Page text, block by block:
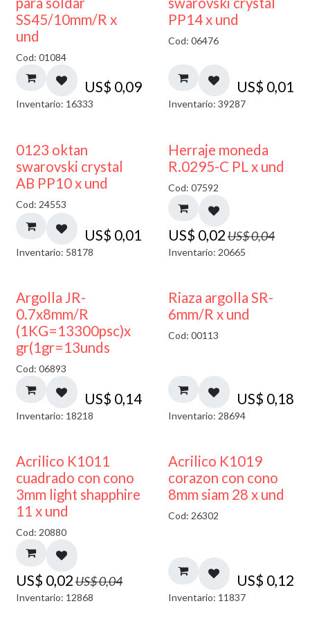
SS45/10mm/R x
und
Cod: 01084
US$ 0,09
Inventario: 16333
PP14 x und
Cod: 06476
US$ 0,01
Inventario: 39287
0123 oktan
swarovski crystal
AB PP10 x und
Cod: 24553
US$ 0,01
Inventario: 58178
50% DESCUENTO
Herraje moneda
R.0295-C PL x und
Cod: 07592
US$ 0,02US$0,04
Inventario: 20665
Argolla JR-
0.7x8mm/R
(1KG=13300psc)x
gr(1gr=13unds
Cod: 06893
US$ 0,14
Inventario: 18218
Riaza argolla SR-
6mm/R x und
Cod: 00113
US$ 0,18
Inventario: 28694
50% DESCUENTO
Acrilico K1011
cuadrado con cono
3mm light shapphire
11 x und
Cod: 20880
US$ 0,02US$0,04
Inventario: 12868
Acrilico K1019
corazon con cono
8mm siam 28 x und
Cod: 26302
US$ 0,12
Inventario: 11837